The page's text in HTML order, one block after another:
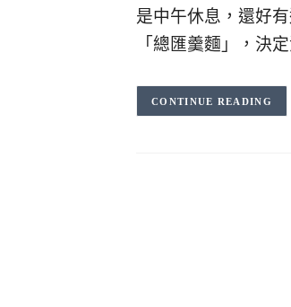
是中午休息，還好
「總匯羹麵」，決
CONTINUE READING